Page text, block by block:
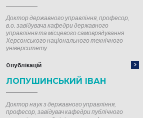
Доктор державного управління, професор,
в.о. завідувача кафедри державного
управління та місцевого самоврядування
Херсонського національного технічного
університету
0 публікацій
ЛОПУШИНСЬКИЙ ІВАН
Доктор наук з державного управління,
професор, завідувач кафедри публічного